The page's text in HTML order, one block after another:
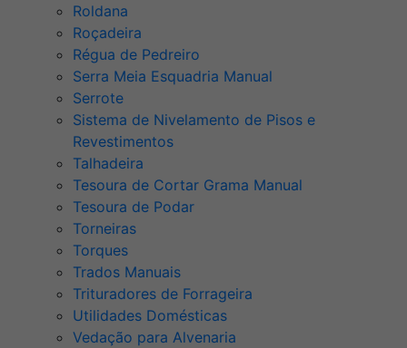
Roldana
Roçadeira
Régua de Pedreiro
Serra Meia Esquadria Manual
Serrote
Sistema de Nivelamento de Pisos e
Revestimentos
Talhadeira
Tesoura de Cortar Grama Manual
Tesoura de Podar
Torneiras
Torques
Trados Manuais
Trituradores de Forrageira
Utilidades Domésticas
Vedação para Alvenaria